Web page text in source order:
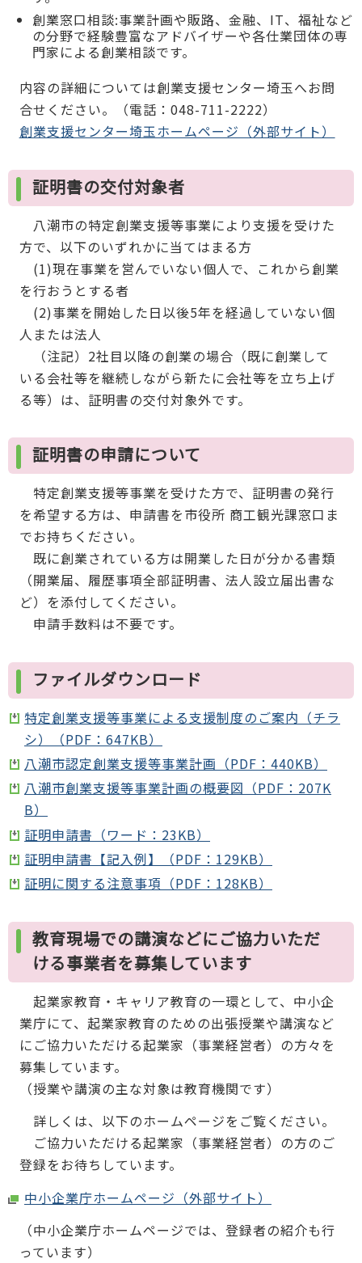
創業窓口相談:事業計画や販路、金融、IT、福祉など
の分野で経験豊富なアドバイザーや各仕業団体の専
門家による創業相談です。
内容の詳細については創業支援センター埼玉へお問
合せください。（電話：048-711-2222）
創業支援センター埼玉ホームページ（外部サイト）
証明書の交付対象者
八潮市の特定創業支援等事業により支援を受けた
方で、以下のいずれかに当てはまる方
(1)現在事業を営んでいない個人で、これから創業
を行おうとする者
(2)事業を開始した日以後5年を経過していない個
人または法人
（注記）2社目以降の創業の場合（既に創業して
いる会社等を継続しながら新たに会社等を立ち上げ
る等）は、証明書の交付対象外です。
証明書の申請について
特定創業支援等事業を受けた方で、証明書の発行
を希望する方は、申請書を市役所 商工観光課窓口ま
でお持ちください。
既に創業されている方は開業した日が分かる書類
（開業届、履歴事項全部証明書、法人設立届出書な
ど）を添付してください。
申請手数料は不要です。
ファイルダウンロード
特定創業支援等事業による支援制度のご案内（チラ
シ）（PDF：647KB）
八潮市認定創業支援等事業計画（PDF：440KB）
八潮市創業支援等事業計画の概要図（PDF：207K
B）
証明申請書（ワード：23KB）
証明申請書【記入例】（PDF：129KB）
証明に関する注意事項（PDF：128KB）
教育現場での講演などにご協力いただ
ける事業者を募集しています
起業家教育・キャリア教育の一環として、中小企
業庁にて、起業家教育のための出張授業や講演など
にご協力いただける起業家（事業経営者）の方々を
募集しています。
（授業や講演の主な対象は教育機関です）
詳しくは、以下のホームページをご覧ください。
ご協力いただける起業家（事業経営者）の方のご
登録をお待ちしています。
中小企業庁ホームページ（外部サイト）
（中小企業庁ホームページでは、登録者の紹介も行
っています）